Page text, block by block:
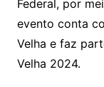
Federal, por
evento conta
Velha e faz
Velha 2024.